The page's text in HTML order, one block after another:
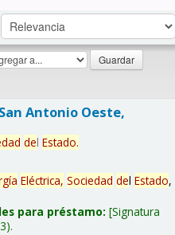
Antonio Oeste,
del Estado.
Eléctrica, Sociedad del Estado,
para préstamo: Signatura